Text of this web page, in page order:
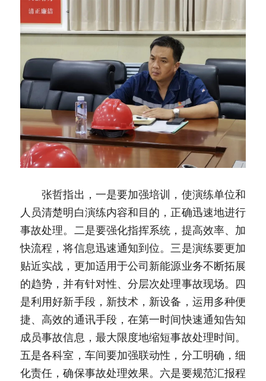
张哲指出，一是要加强培训，使演练单位和
人员清楚明白演练内容和目的，正确迅速地进行
事故处理。二是要强化指挥系统，提高效率、加
快流程，将信息迅速通知到位。三是演练要更加
贴近实战，更加适用于公司新能源业务不断拓展
的趋势，并有针对性、分层次处理事故现场。四
是利用好新手段，新技术，新设备，运用多种便
捷、高效的通讯手段，在第一时间快速通知告知
成员事故信息，最大限度地缩短事故处理时间。
五是各科室，车间要加强联动性，分工明确，细
化责任，确保事故处理效果。六是要规范汇报程